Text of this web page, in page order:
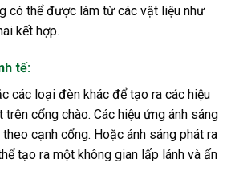
có thể được làm từ các vật liệu như
kết hợp.
tế:
các loại đèn khác để tạo ra các hiệu
cổng chào. Các hiệu ứng ánh sáng
cạnh cổng. Hoặc ánh sáng phát ra
tạo ra một không gian lấp lánh và ấn